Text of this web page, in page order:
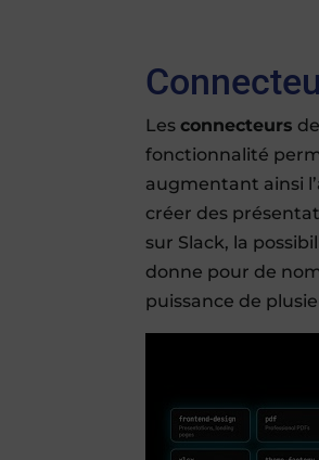
Lesconnecteurs
fonctionnalité
augmentant ainsi
créer des
sur Slack, la
donne pour de
puissance de